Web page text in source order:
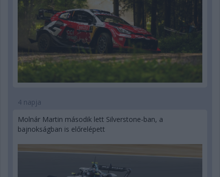
4 napja
Molnár Martin második lett Silverstone-ban, a
bajnokságban is előrelépett